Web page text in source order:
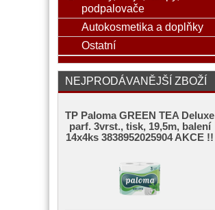
podpalovače
Autokosmetika a doplňky
Ostatní
NEJPRODÁVANĚJŠÍ ZBOŽÍ
TP Paloma GREEN TEA Deluxe
parf. 3vrst., tisk, 19,5m, balení
14x4ks 3838952025904 AKCE !!